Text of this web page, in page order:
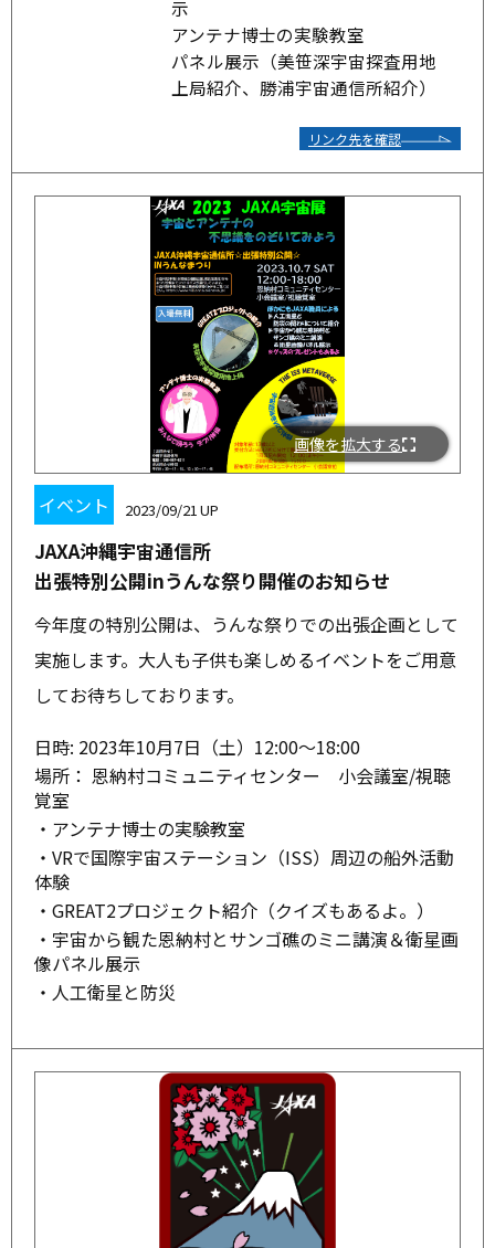
示
アンテナ博士の実験教室
パネル展示（美笹深宇宙探査用地
上局紹介、勝浦宇宙通信所紹介）
リンク先を確認
画像を拡大する
イベント 2023/09/21
JAXA沖縄宇宙通信所
出張特別公開inうんな祭り開催のお知らせ
今年度の特別公開は、うんな祭りでの出張企画として
実施します。大人も子供も楽しめるイベントをご用意
してお待ちしております。
日時: 2023年10月7日（土）12:00～18:00
場所： 恩納村コミュニティセンター 小会議室/視聴
覚室
・アンテナ博士の実験教室
・VRで国際宇宙ステーション（ISS）周辺の船外活動
体験
・GREAT2プロジェクト紹介（クイズもあるよ。）
・宇宙から観た恩納村とサンゴ礁のミニ講演＆衛星画
像パネル展示
・人工衛星と防災